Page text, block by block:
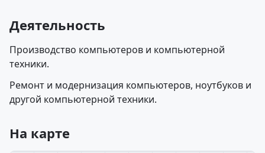
Деятельность
Производство компьютеров и компьютерной
техники.
Ремонт и модернизация компьютеров, ноутбуков и
другой компьютерной техники.
На карте